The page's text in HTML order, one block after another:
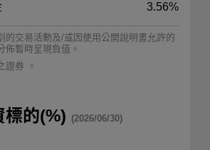
3.56%
的交易活動及/或因使用公開說明書允許的
佈暫時呈現負值。
證券 。
標的(%) (2026/06/30)